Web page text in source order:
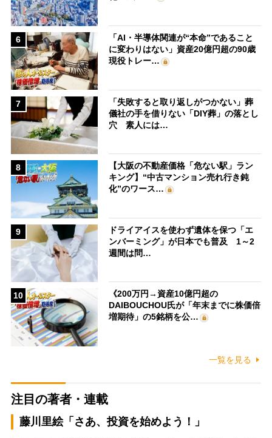
6
「AI・半導体関連が“本命”であること
に変わりはない」資産20億円超の90歳
現役トレー…
7
「失敗すると取り返しがつかない」葬
儀社の手を借りない「DIY葬」の落とし
穴 素人には…
8
【大阪の不動産価格「危ない駅」ラン
キング】“中古マンション売れ行き鈍
化”のワース…
9
ドライアイスを使わず遺体を保つ「エ
ンバーミング」が日本でも普及 1～2
週間は問…
10
《200万円→資産10億円超の
DAIBOUCHOU氏が「年末までに株価倍
増期待」の5銘柄を公…
一覧を見る
注目の著者・連載
藤川里絵「さあ、投資を始めよう！」